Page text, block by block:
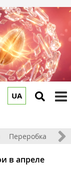
UA
Переробка
в апреле